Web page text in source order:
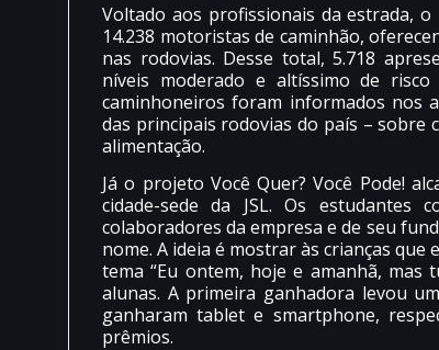
Voltado aos profissionais da estrada,
14.238 motoristas de caminhão,
nas rodovias. Desse total, 5.718
níveis moderado e altíssimo de
caminhoneiros foram informados nos
das principais rodovias do país – sobre
alimentação.
Já o projeto Você Quer? Você Pode!
cidade-sede da JSL. Os estudantes
colaboradores da empresa e de seu
nome. A ideia é mostrar às crianças
tema “Eu ontem, hoje e amanhã, mas
alunas. A primeira ganhadora levou
ganharam tablet e smartphone,
prêmios.